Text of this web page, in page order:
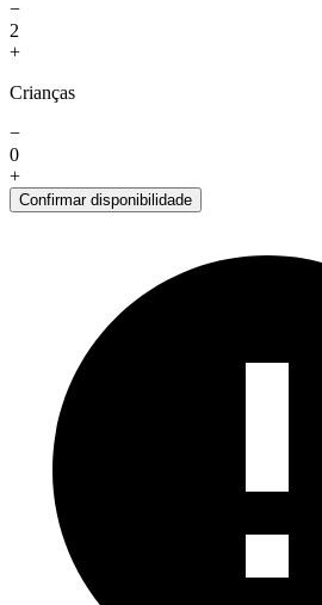
−
2
+
Crianças
−
0
+
Confirmar disponibilidade